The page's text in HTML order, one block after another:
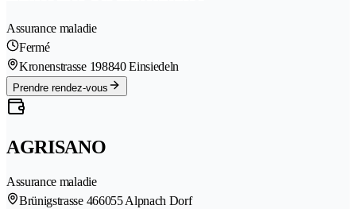
Assurance maladie
Fermé
Kronenstrasse 198840 Einsiedeln
Prendre rendez-vous
AGRISANO
Assurance maladie
Brünigstrasse 466055 Alpnach Dorf